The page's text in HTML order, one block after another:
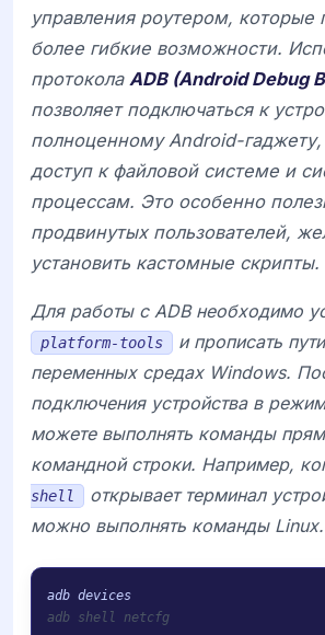
управления роутером, которые
более гибкие возможности.
протокола ADB (Android Debug
позволяет подключаться к
полноценному Android-гаджету,
доступ к файловой системе и
процессам. Это особенно
продвинутых пользователей,
установить кастомные скрипты.
Для работы с ADB необходимо
platform-tools
и прописать
переменных средах Windows.
подключения устройства в
можете выполнять команды
командной строки. Например,
shell
открывает терминал
можно выполнять команды Linux.
adb shell netcfg